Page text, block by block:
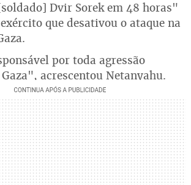
Dvir Sorek em 48 horas"
que desativou o ataque na
por toda agressão
acrescentou Netanyahu.